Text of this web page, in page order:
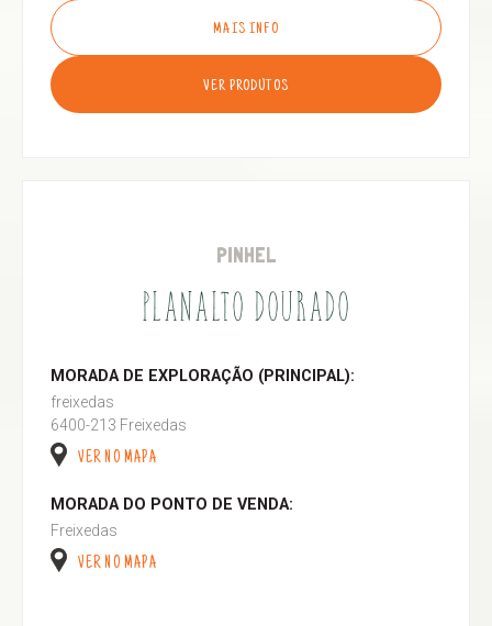
MAIS INFO
VER PRODUTOS
PINHEL
PLANALTO DOURADO
MORADA DE EXPLORAÇÃO (PRINCIPAL):
freixedas
6400-213 Freixedas
VER NO MAPA
MORADA DO PONTO DE VENDA:
Freixedas
VER NO MAPA